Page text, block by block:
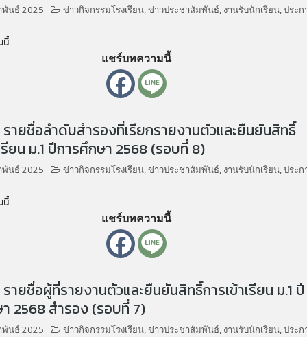
นธ์ 2025 ข่าวกิจกรรมโรงเรียน ,ข่าวประชาสัมพันธ์ งานรับนักเรียน ,ประก
นี้
แชร์บทความนี้
รายชื่อลำดับสำรองที่เรียกรายงานตัวและยืนยันสิทธิ์
รียน ม.1 ปีการศึกษา 2568 (รอบที่ 8)
นธ์ 2025 ข่าวกิจกรรมโรงเรียน ,ข่าวประชาสัมพันธ์ งานรับนักเรียน ,ประก
นี้
แชร์บทความนี้
ายชื่อผู้ที่รายงานตัวและยืนยันสิทธิ์การเข้าเรียน ม.1 ปี
2568 สำรอง (รอบที่ 7)
นธ์ 2025 ข่าวกิจกรรมโรงเรียน ,ข่าวประชาสัมพันธ์ งานรับนักเรียน ,ประก